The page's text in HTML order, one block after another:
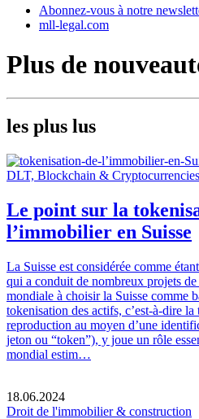
Abonnez-vous à notre
mll-legal.com
Plus de
les plus lus
DLT, Blockchain & Cryptocurrencies
Le point sur la
l’immobilier en Suisse
La Suisse est considérée comme
qui a conduit de nombreux projets
mondiale à choisir la Suisse comme
tokenisation des actifs, c’est-à-dire
reproduction au moyen d’une
jeton ou “token”), y joue un rôle
mondial estim…
18.06.2024
Droit de l'immobilier & construction